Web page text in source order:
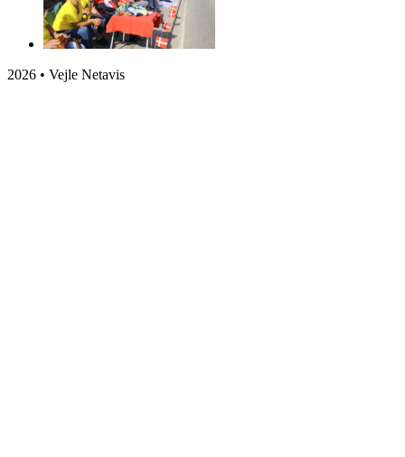
2026 • Vejle Netavis